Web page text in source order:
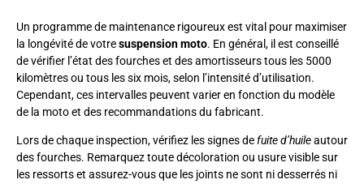
Un programme de maintenance rigoureux est vital pour maximiser
la longévité de votresuspension moto. En général, il est conseillé
de vérifier l’état des fourches et des amortisseurs tous les 5000
kilomètres ou tous les six mois, selon l’intensité d’utilisation.
Cependant, ces intervalles peuvent varier en fonction du modèle
de la moto et des recommandations du fabricant.
Lors de chaque inspection, vérifiez les signes defuite d’huileautour
des fourches. Remarquez toute décoloration ou usure visible sur
les ressorts et assurez-vous que les joints ne sont ni desserrés ni